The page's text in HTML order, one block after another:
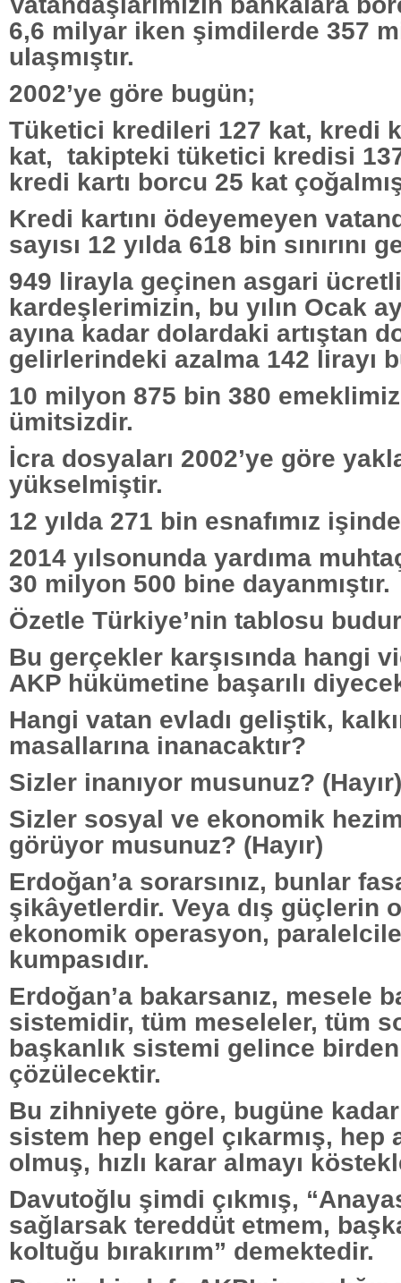
6,6 milyar iken şimdilerde 357
ulaşmıştır.
2002’ye göre bugün;
Tüketici kredileri 127 kat, kredi
kat, takipteki tüketici kredisi
kredi kartı borcu 25 kat
Kredi kartını ödeyemeyen
sayısı 12 yılda 618 bin sınırını
949 lirayla geçinen asgari ücretli
kardeşlerimizin, bu yılın Ocak
ayına kadar dolardaki artıştan
gelirlerindeki azalma 142 lirayı
10 milyon 875 bin 380
ümitsizdir.
İcra dosyaları 2002’ye göre
yükselmiştir.
12 yılda 271 bin esnafımız
2014 yılsonunda yardıma
30 milyon 500 bine dayanmıştır.
Özetle Türkiye’nin tablosu
Bu gerçekler karşısında hangi
AKP hükümetine başarılı
Hangi vatan evladı geliştik,
masallarına inanacaktır?
Sizler inanıyor musunuz? (Hayır)
Sizler sosyal ve ekonomik
görüyor musunuz? (Hayır)
Erdoğan’a sorarsınız, bunlar
şikâyetlerdir. Veya dış güçlerin
ekonomik operasyon,
kumpasıdır.
Erdoğan’a bakarsanız, mesele
sistemidir, tüm meseleler, tüm
başkanlık sistemi gelince
çözülecektir.
Bu zihniyete göre, bugüne
sistem hep engel çıkarmış, hep
olmuş, hızlı karar almayı
Davutoğlu şimdi çıkmış,
sağlarsak tereddüt etmem,
koltuğu bırakırım” demektedir.